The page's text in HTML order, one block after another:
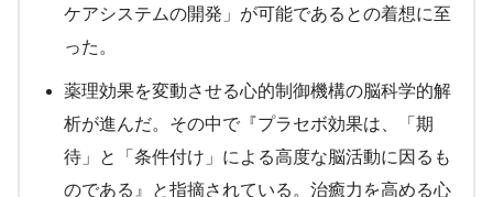
ケアシステムの開発」が可能であるとの着想に至
った。
薬理効果を変動させる心的制御機構の脳科学的解
析が進んだ。その中で『プラセボ効果は、「期
待」と「条件付け」による高度な脳活動に因るも
のである』と指摘されている。治癒力を高める心